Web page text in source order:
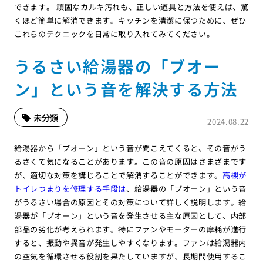
できます。 頑固なカルキ汚れも、正しい道具と方法を使えば、驚
くほど簡単に解消できます。キッチンを清潔に保つために、ぜひ
これらのテクニックを日常に取り入れてみてください。
うるさい給湯器の「ブオー
ン」という音を解決する方法
2024.08.22
未分類
給湯器から「ブオーン」という音が聞こえてくると、その音がう
るさくて気になることがあります。この音の原因はさまざまです
が、適切な対策を講じることで解消することができます。高槻が
トイレつまりを修理する手段は、給湯器の「ブオーン」という音
がうるさい場合の原因とその対策について詳しく説明します。給
湯器が「ブオーン」という音を発生させる主な原因として、内部
部品の劣化が考えられます。特にファンやモーターの摩耗が進行
すると、振動や異音が発生しやすくなります。ファンは給湯器内
の空気を循環させる役割を果たしていますが、長期間使用するこ